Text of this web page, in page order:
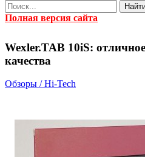
Полная версия сайта
Wexler.TAB 10iS:
качества
Обзоры / Hi-Tech